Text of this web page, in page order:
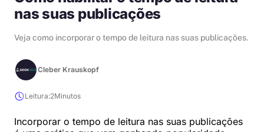
nas suas publicações
Veja como incorporar o tempo de leitura nas suas publicações.
Cleber Krauskopf
Leitura:2Minutos
Incorporar o tempo de leitura nas suas publicações